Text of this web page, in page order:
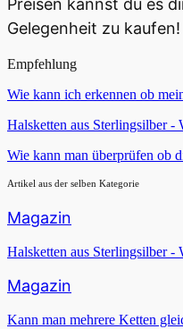
Preisen kannst du es
Gelegenheit zu kaufen!
Empfehlung
Wie kann ich erkennen ob
Halsketten aus Sterlingsilber -
Wie kann man überprüfen ob
Artikel aus der selben Kategorie
Magazin
Halsketten aus Sterlingsilber -
Magazin
Kann man mehrere Ketten